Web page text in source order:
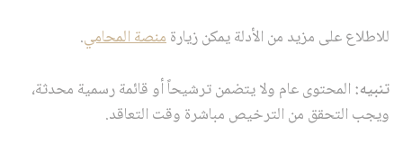
للاطلاع على مزيد من الأدلة يمكن زيارةمنصة المحامي.
تنبيه: المحتوى عام ولا يتضمن ترشيحاً أو قائمة رسمية محدثة،
ويجب التحقق من الترخيص مباشرة وقت التعاقد.